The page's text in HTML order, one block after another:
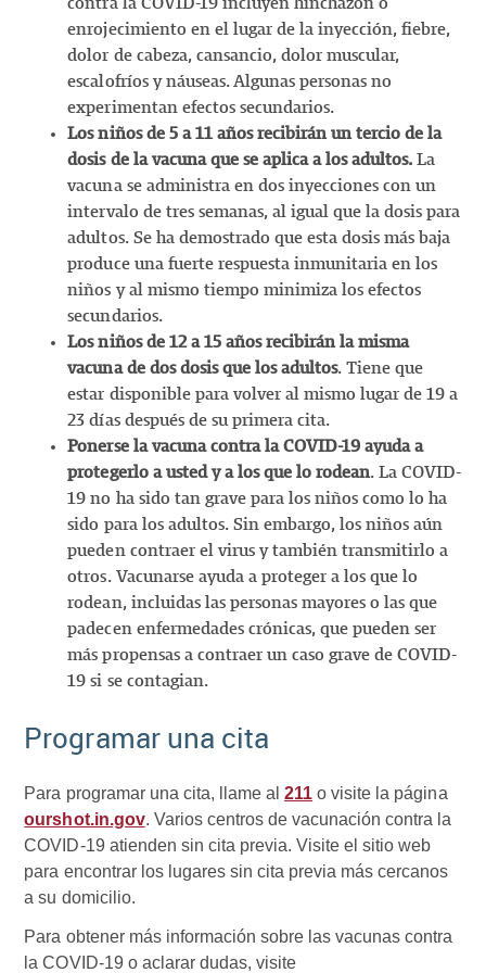
contra la COVID-19 incluyen hinchazón o
enrojecimiento en el lugar de la inyección, fiebre,
dolor de cabeza, cansancio, dolor muscular,
escalofríos y náuseas. Algunas personas no
experimentan efectos secundarios.
Los niños de 5 a 11 años recibirán un tercio de la
dosis de la vacuna que se aplica a los adultos. La
vacuna se administra en dos inyecciones con un
intervalo de tres semanas, al igual que la dosis para
adultos. Se ha demostrado que esta dosis más baja
produce una fuerte respuesta inmunitaria en los
niños y al mismo tiempo minimiza los efectos
secundarios.
Los niños de 12 a 15 años recibirán la misma
vacuna de dos dosis que los adultos. Tiene que
estar disponible para volver al mismo lugar de 19 a
23 días después de su primera cita.
Ponerse la vacuna contra la COVID-19 ayuda a
protegerlo a usted y a los que lo rodean. La COVID-
19 no ha sido tan grave para los niños como lo ha
sido para los adultos. Sin embargo, los niños aún
pueden contraer el virus y también transmitirlo a
otros. Vacunarse ayuda a proteger a los que lo
rodean, incluidas las personas mayores o las que
padecen enfermedades crónicas, que pueden ser
más propensas a contraer un caso grave de COVID-
19 si se contagian.
Programar una cita
Para programar una cita, llame al211 o visite la página
ourshot.in.gov. Varios centros de vacunación contra la
COVID-19 atienden sin cita previa. Visite el sitio web
para encontrar los lugares sin cita previa más cercanos
a su domicilio.
Para obtener más información sobre las vacunas contra
la COVID-19 o aclarar dudas, visite